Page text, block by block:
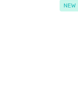
NEW